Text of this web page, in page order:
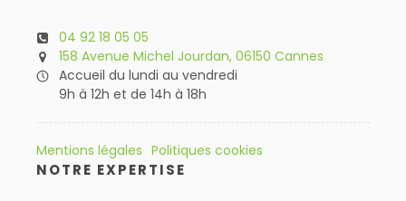
04 92 18 05 05
158 Avenue Michel Jourdan, 06150 Cannes
Accueil du lundi au vendredi
9h à 12h et de 14h à 18h
Mentions légales Politiques cookies
NOTRE EXPERTISE